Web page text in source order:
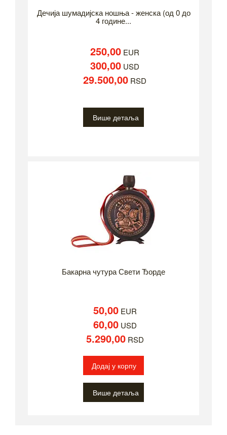
Дечија шумадијска ношња - женска (од 0 до
4 године...
250,00 EUR
300,00 USD
29.500,00 RSD
Више детаља
Бакарна чутура Свети Ђорде
50,00EUR
60,00USD
5.290,00RSD
Додај у корпу
Више детаља